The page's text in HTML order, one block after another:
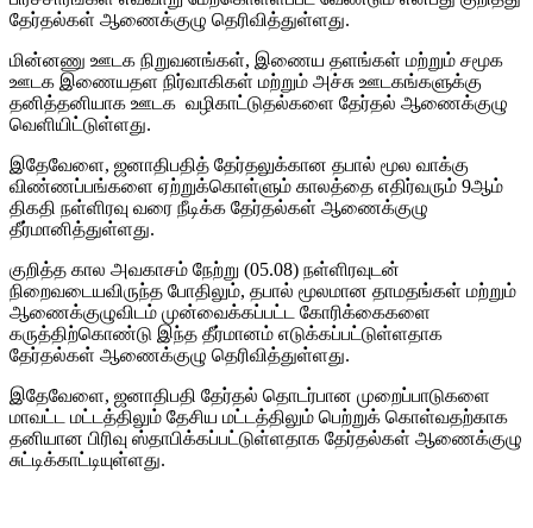
தேர்தல்கள் ஆணைக்குழு தெரிவித்துள்ளது.
மின்னணு ஊடக நிறுவனங்கள், இணைய தளங்கள் மற்றும் சமூக
ஊடக இணையதள நிர்வாகிகள் மற்றும் அச்சு ஊடகங்களுக்கு
தனித்தனியாக ஊடக வழிகாட்டுதல்களை தேர்தல் ஆணைக்குழு
வெளியிட்டுள்ளது.
இதேவேளை, ஜனாதிபதித் தேர்தலுக்கான தபால் மூல வாக்கு
விண்ணப்பங்களை ஏற்றுக்கொள்ளும் காலத்தை எதிர்வரும் 9ஆம்
திகதி நள்ளிரவு வரை நீடிக்க தேர்தல்கள் ஆணைக்குழு
தீர்மானித்துள்ளது.
குறித்த கால அவகாசம் நேற்று (05.08) நள்ளிரவுடன்
நிறைவடையவிருந்த போதிலும், தபால் மூலமான தாமதங்கள் மற்றும்
ஆணைக்குழுவிடம் முன்வைக்கப்பட்ட கோரிக்கைகளை
கருத்திற்கொண்டு இந்த தீர்மானம் எடுக்கப்பட்டுள்ளதாக
தேர்தல்கள் ஆணைக்குழு தெரிவித்துள்ளது.
இதேவேளை, ஜனாதிபதி தேர்தல் தொடர்பான முறைப்பாடுகளை
மாவட்ட மட்டத்திலும் தேசிய மட்டத்திலும் பெற்றுக் கொள்வதற்காக
தனியான பிரிவு ஸ்தாபிக்கப்பட்டுள்ளதாக தேர்தல்கள் ஆணைக்குழு
சுட்டிக்காட்டியுள்ளது.